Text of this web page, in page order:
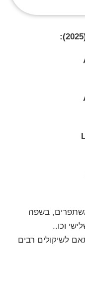
משתפרים, בשפה
וכו..
לשיקולים רבים